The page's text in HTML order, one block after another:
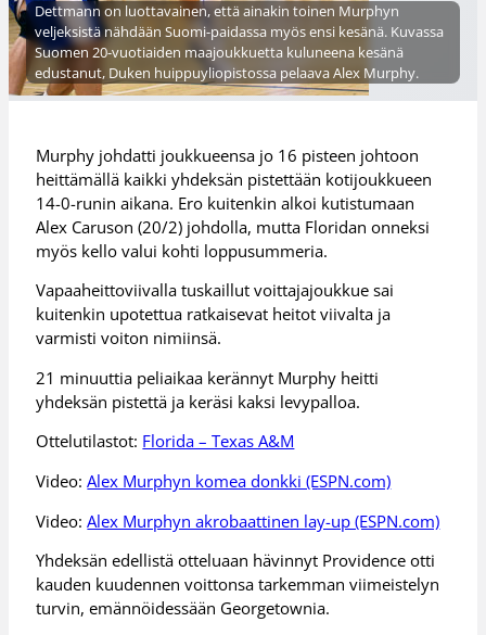
Dettmann on luottavainen, että ainakin toinen Murphyn
veljeksistä nähdään Suomi-paidassa myös ensi kesänä. Kuvassa
Suomen 20-vuotiaiden maajoukkuetta kuluneena kesänä
edustanut, Duken huippuyliopistossa pelaava Alex Murphy.
Murphy johdatti joukkueensa jo 16 pisteen johtoon
heittämällä kaikki yhdeksän pistettään kotijoukkueen
14-0-runin aikana. Ero kuitenkin alkoi kutistumaan
Alex Caruson (20/2) johdolla, mutta Floridan onneksi
myös kello valui kohti loppusummeria.
Vapaaheittoviivalla tuskaillut voittajajoukkue sai
kuitenkin upotettua ratkaisevat heitot viivalta ja
varmisti voiton nimiinsä.
21 minuuttia peliaikaa kerännyt Murphy heitti
yhdeksän pistettä ja keräsi kaksi levypalloa.
Ottelutilastot: Florida – Texas A&M
Video:Alex Murphyn komea donkki (ESPN.com)
Video:Alex Murphyn akrobaattinen lay-up (ESPN.com)
Yhdeksän edellistä otteluaan hävinnyt Providence otti
kauden kuudennen voittonsa tarkemman viimeistelyn
turvin, emännöidessään Georgetownia.